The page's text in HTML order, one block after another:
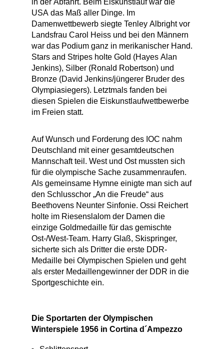
in der Abfahrt. Beim Eiskunstlauf war die
USA das Maß aller Dinge. Im
Damenwettbewerb siegte Tenley Albright vor
Landsfrau Carol Heiss und bei den Männern
war das Podium ganz in merikanischer Hand.
Stars and Stripes holte Gold (Hayes Alan
Jenkins), Silber (Ronald Robertson) und
Bronze (David Jenkins/jüngerer Bruder des
Olympiasiegers). Letztmals fanden bei
diesen Spielen die Eiskunstlaufwettbewerbe
im Freien statt.
Auf Wunsch und Forderung des IOC nahm
Deutschland mit einer gesamtdeutschen
Mannschaft teil. West und Ost mussten sich
für die olympische Sache zusammenraufen.
Als gemeinsame Hymne einigte man sich auf
den Schlusschor „An die Freude“ aus
Beethovens Neunter Sinfonie. Ossi Reichert
holte im Riesenslalom der Damen die
einzige Goldmedaille für das gemischte
Ost-/West-Team. Harry Glaß, Skispringer,
sicherte sich als Dritter die erste DDR-
Medaille bei Olympischen Spielen und geht
als erster Medaillengewinner der DDR in die
Sportgeschichte ein.
Die Sportarten der Olympischen
Winterspiele 1956 in Cortina d´Ampezzo